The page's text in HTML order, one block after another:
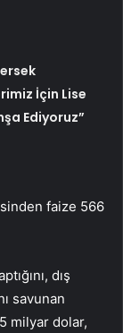
İçin Lise
Ediyoruz”
faize 566
dış
savunan
milyar dolar,